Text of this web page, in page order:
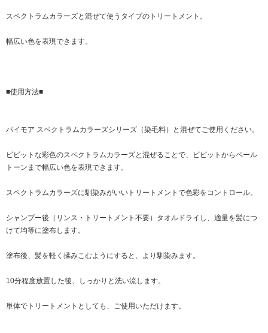
スペクトラムカラーズと混ぜて使うタイプのトリートメント。
幅広い色を表現できます。
■使用方法■
パイモア スペクトラムカラーズシリーズ（染毛料）と混ぜてご使用ください。
ビビットな彩色のスペクトラムカラーズと混ぜることで、ビビットからペール
トーンまで幅広い色を表現できます。
スペクトラムカラーズに馴染みがいいトリートメントで色彩をコントロール。
シャンプー後（リンス・トリートメント不要）タオルドライし、適量を髪につ
けて均等に塗布します。
塗布後、髪を軽く揉みこむようにすると、より馴染みます。
10分程度放置した後、しっかりと洗い流します。
単体でトリートメントとしても、ご使用いただけます。